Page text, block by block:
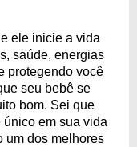
ele inicie a vida
saúde, energias
protegendo você
seu bebê se
bom. Sei que
único em sua vida
um dos melhores